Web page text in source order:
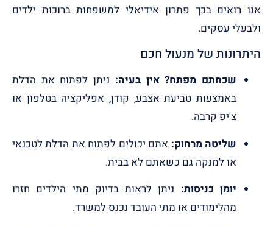
אנו רואים בכך פתרון אידיאלי למשפחות ברוכות ילדים
ולבעלי עסקים.
היתרונות של מנעול חכם
שכחתם מפתח? אין בעיה: ניתן לפתוח את הדלת
באמצעות טביעת אצבע, קודן, אפליקציה בטלפון או
צ'יפ קרבה.
שליטה מרחוק: אתם יכולים לפתוח את הדלת לטכנאי
או למנקה גם כשאתם לא בבית.
יומן כניסות: ניתן לראות בדיוק מתי הילדים חזרו
מהלימודים או מתי העובד נכנס למשרד.